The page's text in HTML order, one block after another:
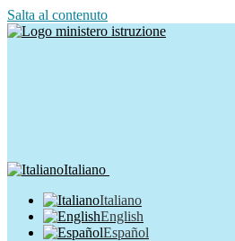
Salta al contenuto
Italiano
Italiano
English
Español